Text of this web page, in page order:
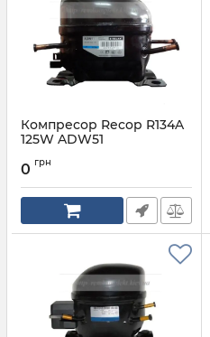
Компресор Recop R134A
125W ADW51
0 грн